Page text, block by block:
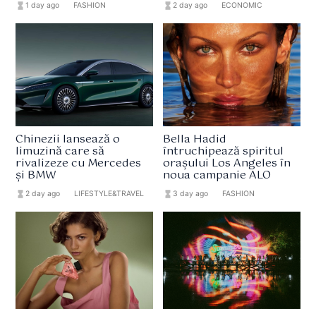
hourglass_full1 day ago FASHION hourglass_full 2 day ago ECONOMIC
Chinezii lansează o
limuzină care să
rivalizeze cu Mercedes
și BMW
hourglass_full 2 day ago LIFESTYLE&TRAVEL
Bella Hadid
întruchipează spiritul
orașului Los Angeles în
noua campanie ALO
hourglass_full 3 day ago FASHION